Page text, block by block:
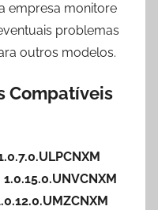
empresa monitore
problemas
outros modelos.
Compatíveis
1.0.15.0.UNVCNXM